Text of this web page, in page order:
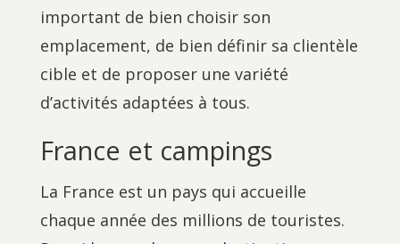
important de bien choisir son
emplacement, de bien définir sa clientèle
cible et de proposer une variété
d’activités adaptées à tous.
France et campings
La France est un pays qui accueille
chaque année des millions de touristes.